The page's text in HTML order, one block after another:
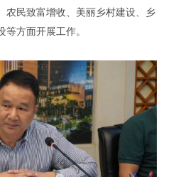
农民致富增收、美丽乡村建设、乡
等方面开展工作。